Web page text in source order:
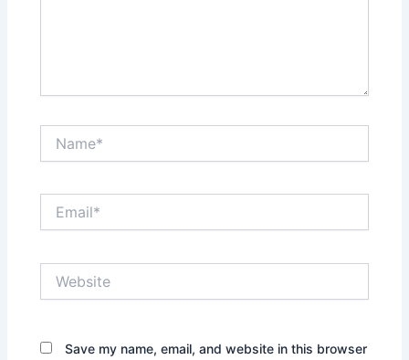
Save my name, email, and website in this browser